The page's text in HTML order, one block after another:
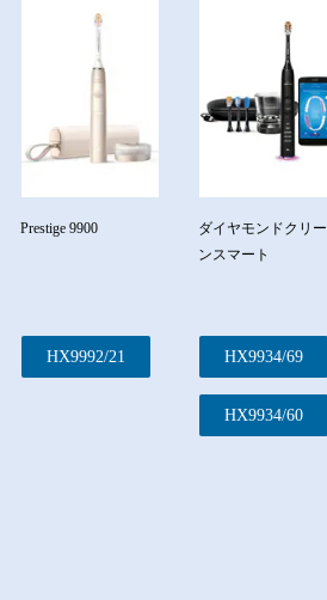
Prestige 9900
HX9992/21
ダイヤモンドクリー
ンスマート
HX9934/69
HX9934/60